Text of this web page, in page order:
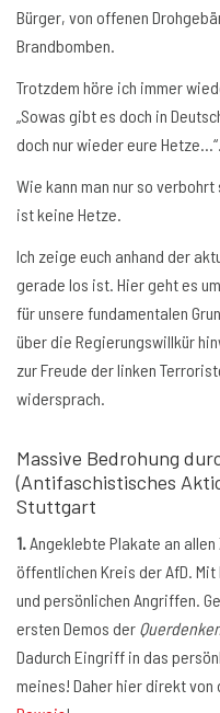
Bürger, von offenen
Brandbomben.
Trotzdem höre ich immer
„Sowas gibt es doch in
doch nur wieder eure Hetze…“.
Wie kann man nur so
ist keine Hetze.
Ich zeige euch anhand der
gerade los ist. Hier geht es um
für unsere fundamentalen
über die Regierungswillkür
zur Freude der linken
widersprach.
Massive Bedrohung
(Antifaschistisches
Stuttgart
1. Angeklebte Plakate an
öffentlichen Kreis der AfD.
und persönlichen Angriffen.
ersten Demos der
Dadurch Eingriff in das
meines! Daher hier direkt